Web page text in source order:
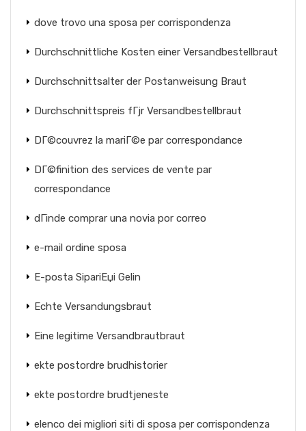
dove trovo una sposa per corrispondenza
Durchschnittliche Kosten einer Versandbestellbraut
Durchschnittsalter der Postanweisung Braut
Durchschnittspreis fГјr Versandbestellbraut
DГ©couvrez la mariГ©e par correspondance
DГ©finition des services de vente par
correspondance
dГіnde comprar una novia por correo
e-mail ordine sposa
E-posta SipariЕџi Gelin
Echte Versandungsbraut
Eine legitime Versandbrautbraut
ekte postordre brudhistorier
ekte postordre brudtjeneste
elenco dei migliori siti di sposa per corrispondenza